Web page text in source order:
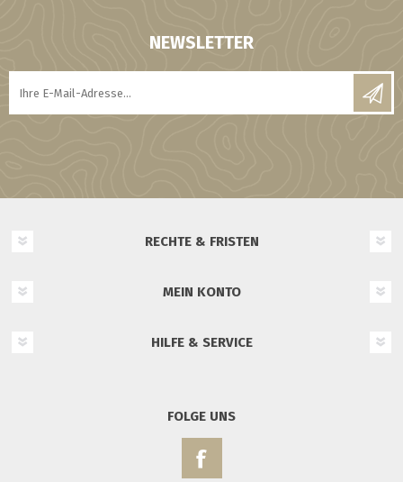
NEWSLETTER
RECHTE & FRISTEN
MEIN KONTO
HILFE & SERVICE
FOLGE UNS